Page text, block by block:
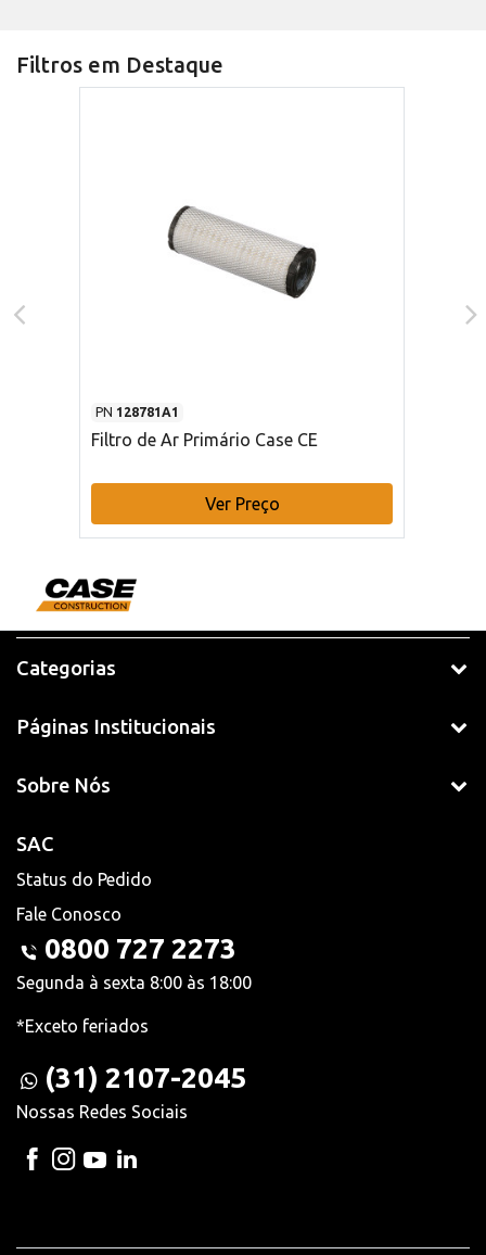
Filtros em Destaque
PN 128781A1
Filtro de Ar Primário Case CE
Ver Preço
Categorias
Páginas Institucionais
Sobre Nós
SAC
Status do Pedido
Fale Conosco
0800 727 2273
Segunda à sexta 8:00 às 18:00
*Exceto feriados
(31) 2107-2045
Nossas Redes Sociais